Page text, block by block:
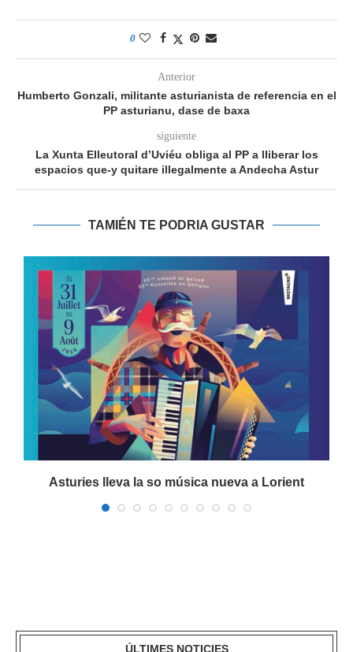
0
Anterior
Humberto Gonzali, militante asturianista de referencia en el
PP asturianu, dase de baxa
siguiente
La Xunta Elleutoral d’Uviéu obliga al PP a lliberar los
espacios que-y quitare illegalmente a Andecha Astur
TAMIÉN TE PODRIA GUSTAR
Asturies lleva la so música nueva a Lorient
ÚLTIMES NOTICIES